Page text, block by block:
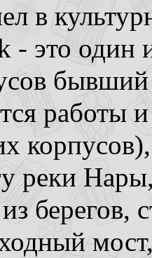
в
- это один
работы
реки
берегов,